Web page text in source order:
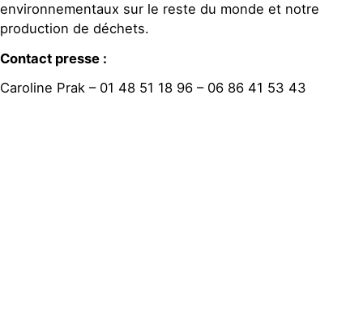
environnementaux sur le reste du monde et notre
production de déchets.
Contact presse :
Caroline Prak – 01 48 51 18 96 – 06 86 41 53 43